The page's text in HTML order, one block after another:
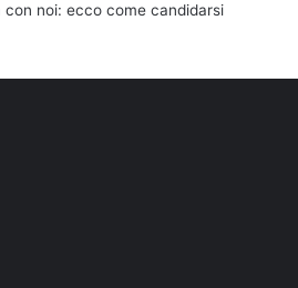
con noi: ecco come candidarsi